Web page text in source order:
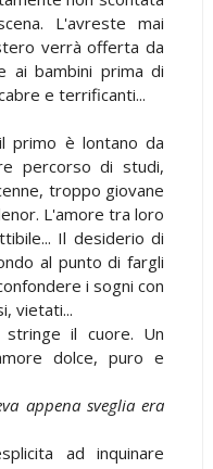
L'avreste mai
verrà offerta da
ai bambini prima di
e terrificanti...
primo è lontano da
percorso di studi,
troppo giovane
L'amore tra loro
Il desiderio di
al punto di fargli
i sogni con
vietati...
il cuore. Un
dolce, puro e
appena sveglia era
ad inquinare